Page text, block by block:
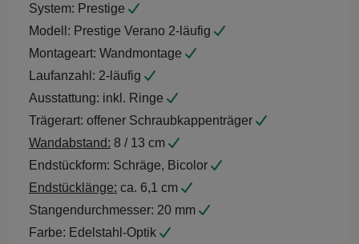
System: Prestige
Modell: Prestige Verano 2-läufig
Montageart: Wandmontage
Laufanzahl: 2-läufig
Ausstattung: inkl. Ringe
Trägerart: offener Schraubkappenträger
Wandabstand: 8 / 13 cm
Endstückform: Schräge, Bicolor
Endstücklänge: ca. 6,1 cm
Stangendurchmesser: 20 mm
Farbe: Edelstahl-Optik